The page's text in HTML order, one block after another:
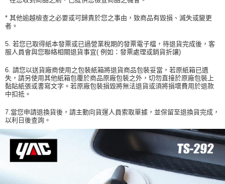
* 其他逾越檢查之必要或可歸責於您之事由，致商品有毀損、滅失或變更
者。
5. 若您已取得紙本發票或已過營業稅期的發票電子檔，待退貨完成後，客
服人員會與您聯絡相關退貨事宜( 例如：發票處理或銷貨折讓)
6. 請您以送貨廠商使用之包裝紙箱將退貨商品包裝妥當，若原紙箱已遺
失，請另使用其他紙箱包覆於商品原廠包裝之外，切勿直接於原廠包裝上
黏貼紙張或書寫文字。若原廠包裝損毀將無法退貨或須將損壞費用於退款
中扣抵。
7.當您申請退換貨後，請主動向貨運人員索取單據，並保留至退換貨完成，
以利日後查詢。